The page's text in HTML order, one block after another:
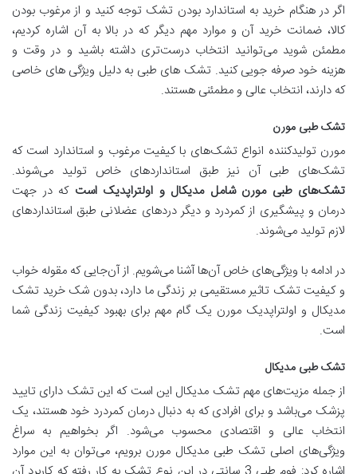
اگر در هنگام خرید به استاندارد بودن تشک توجه کنید و از مرغوب بودن
کالا، ضمانت خرید آن و موارد مهم دیگر که در بالا به آن اشاره کردیم،
مطمئن شوید می‌توانید انتخاب درست‌تری داشته باشید و در وقت و
هزینه خود صرفه جویی کنید. تشک های طبی به دلیل ویژگی های خاصی
که دارند، انتخاب عالی و مطمئنی هستند.
تشک طبی مورن
مورن تولیدکننده انواع تشک‌های با کیفیت مرغوب و استاندارد است که
تشک‌های طبی آن نیز طبق استانداردهای خاص تولید می‌شوند.
تشکهای طبی مورن شامل مدیکال و اولتراپدیک است که در جهت
درمان و پیشگیری از کمردرد و دیگر دردهای عضلانی طبق استانداردهای
لازم تولید می‌شوند.
در ادامه با ویژگی‌های خاص آن‌‌ها آشنا می‌شویم. از آن‌جایی که مقوله خواب
و کیفیت تشک تاثیر مستقیمی بر زندگی ما دارد، بدون شک خرید تشک
مدیکال و اولتراپدیک مورن یک گام مهم برای بهبود کیفیت زندگی شما
است.
تشک طبی مدیکال
از جمله مزیت‌های مهم تشک مدیکال این است که این تشک دارای تایید
پزشک می‌باشد و برای افرادی که به دنبال درمان کمردرد خود هستند، یک
انتخاب عالی و اقتصادی محسوب می‌شود. اگر بخواهیم به سراغ
ویژگی‌های اصلی تشک طبی مدیکال مورن برویم، می‌توان به این موارد